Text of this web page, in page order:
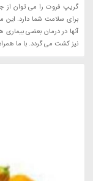
گریپ فروت را می توان از
برای سلامت شما دارد. این
آنها در درمان بعضی بیماری
نیز کشت می گردد. با ما